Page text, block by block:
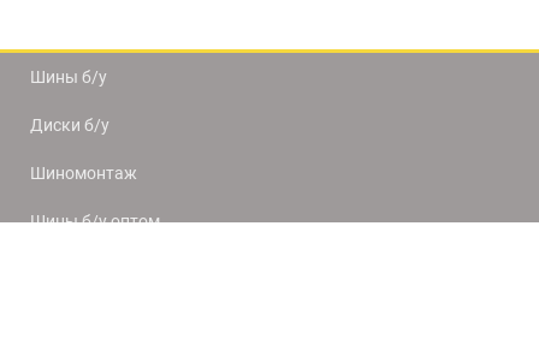
Шины б/у
Диски б/у
Шиномонтаж
Шины б/у оптом